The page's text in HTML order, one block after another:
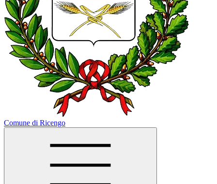
Comune di Ricengo